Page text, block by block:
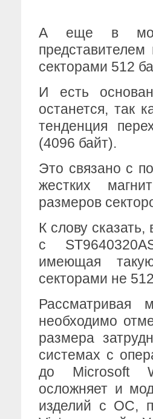
А еще в
секторами 512
И есть
останется, так
тенденция
(4096 байт).
Это связано с
жестких
размеров
К слову
с
имеющая
секторами не
Рассматривая
необходимо
размера
системах с
до Microsoft
осложняет и
изделий с ОС,